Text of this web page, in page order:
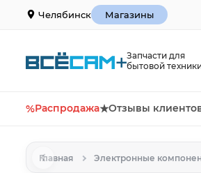
Челябинск Магазины
Запчасти для
бытовой
%Распродажа★Отзывы
Главная Электронные